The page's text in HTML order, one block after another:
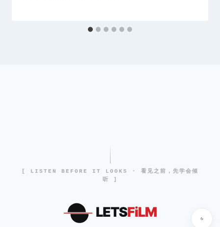
[ LISTEN BEFORE IT LOOKS · 看见之前，先学会倾
听 ]
LETSFiLM